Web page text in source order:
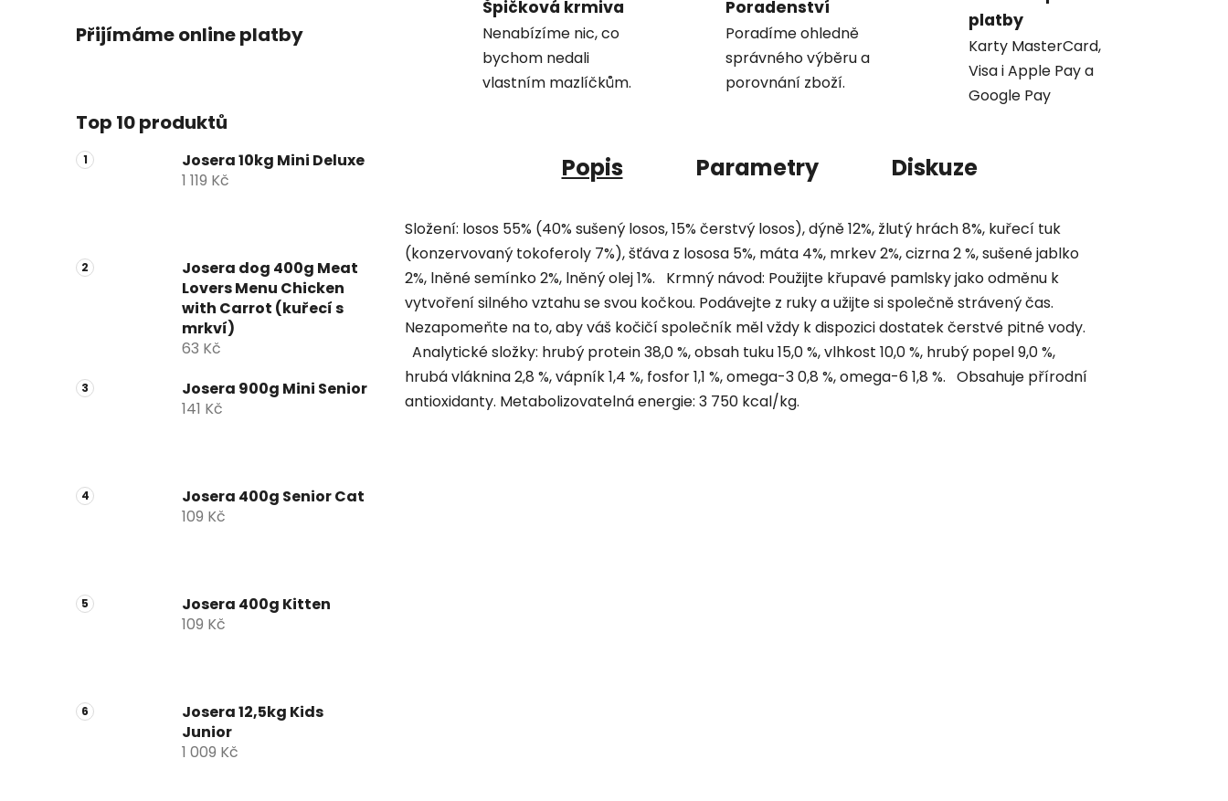
Přijímáme online platby
Top 10 produktů
Josera 10kg Mini Deluxe
1 119 Kč
Josera dog 400g Meat
Lovers Menu Chicken
with Carrot (kuřecí s
mrkví)
63 Kč
Josera 900g Mini Senior
141 Kč
Josera 400g Senior Cat
109 Kč
Josera 400g Kitten
109 Kč
Josera 12,5kg Kids
Junior
1 009 Kč
Špičková krmiva
Nenabízíme nic, co
bychom nedali
vlastním mazlíčkům.
Poradenství
Poradíme ohledně
správného výběru a
porovnání zboží.
platby
Karty MasterCard,
Visa i Apple Pay a
Google Pay
Popis Parametry Diskuze
Složení: losos 55% (40% sušený losos, 15% čerstvý losos), dýně 12%, žlutý hrách 8%, kuřecí tuk
(konzervovaný tokoferoly 7%), šťáva z lososa 5%, máta 4%, mrkev 2%, cizrna 2 %, sušené jablko
2%, lněné semínko 2%, lněný olej 1%. Krmný návod: Použijte křupavé pamlsky jako odměnu k
vytvoření silného vztahu se svou kočkou. Podávejte z ruky a užijte si společně strávený čas.
Nezapomeňte na to, aby váš kočičí společník měl vždy k dispozici dostatek čerstvé pitné vody.
Analytické složky: hrubý protein 38,0 %, obsah tuku 15,0 %, vlhkost 10,0 %, hrubý popel 9,0 %,
hrubá vláknina 2,8 %, vápník 1,4 %, fosfor 1,1 %, omega-3 0,8 %, omega-6 1,8 %. Obsahuje přírodní
antioxidanty. Metabolizovatelná energie: 3 750 kcal/kg.